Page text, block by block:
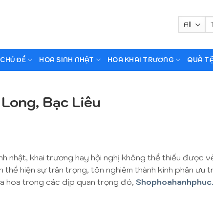
CHỦ ĐỀ HOA SINH NHẬT HOA KHAI TRƯƠNG QUÀ
Bạc Liêu
nhật, khai trương hay hội nghị không thể thiếu được
thể hiện sự trân trọng, tôn nghiêm thành kính phân ưu
hoa trong các dịp quan trọng đó,